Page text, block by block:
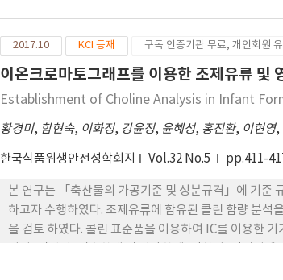
2017.10 KCI 등재 구독 인증기관 무료, 개인회원
이온크로마토그래프를 이용한 조제유류
Establishment of Choline Analysis in Infant
황경미, 함현숙, 이화정, 강윤정, 윤혜성, 홍진환, 이현영,
한국식품위생안전성학회지 Vol.32 No.5 pp.411-
본 연구는 「축산물의 가공기준 및 성분규격」에 기준
하고자 수행하였다. 조제유류에 함유된 콜린 함량 분석
을 검토 하였다. 콜린 표준품을 이용하여 IC를 이용한
성을 확인할 수 있었으며, LOD와 LOQ는 각각 0.14,